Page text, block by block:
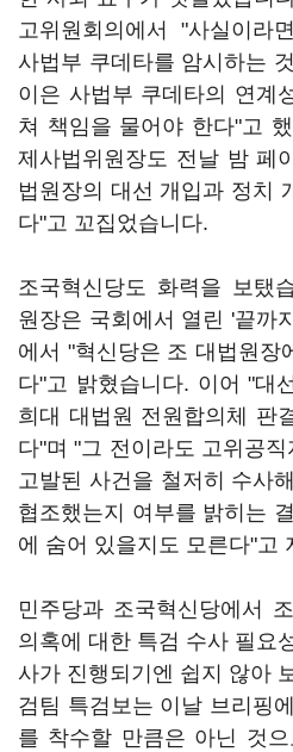
고위원회의에서 "사실이라
사법부 쿠데타를 암시하는
이은 사법부 쿠데타의 연계
쳐 책임을 물어야 한다"고
제사법위원장도 전날 밤 페
법원장의 대선 개입과 정치
다"고 꼬집었습니다.
조국혁신당도 화력을 보탰
원장은 국회에서 열린 '끝까
에서 "혁신당은 조 대법원장
다"고 밝혔습니다. 이어 "대
희대 대법원 전원합의체 판
다"며 "그 전이라도 고위공
고발된 사건을 철저히 수사
협조했는지 여부를 밝히는
에 숨어 있을지도 모른다"고
민주당과 조국혁신당에서
의혹에 대한 특검 수사 필요
사가 진행되기엔 쉽지 않아
검팀 특검보는 이날 브리핑
를 착수할 만큼은 아닌 것